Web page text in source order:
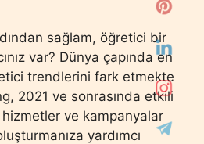
sağlam, öğretici bir
var? Dünya çapında en
trendlerini fark etmekte
2021 ve sonrasında etkili
ve kampanyalar
yardımcı